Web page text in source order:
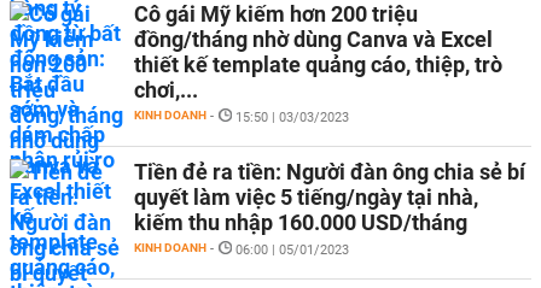
Cô gái Mỹ kiếm hơn 200 triệu
đồng/tháng nhờ dùng Canva và Excel
thiết kế template quảng cáo, thiệp, trò
chơi,...
KINH DOANH - 15:50 | 03/03/2023
Tiền đẻ ra tiền: Người đàn ông chia sẻ bí
quyết làm việc 5 tiếng/ngày tại nhà,
kiếm thu nhập 160.000 USD/tháng
KINH DOANH - 06:00 | 05/01/2023